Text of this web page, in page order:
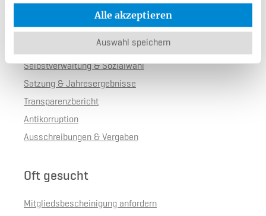
Alle akzeptieren
Auswahl speichern
Auf einen Blick
Selbstverwaltung & Sozialwahl
Satzung & Jahresergebnisse
Transparenzbericht
Antikorruption
Ausschreibungen & Vergaben
Oft gesucht
Mitgliedsbescheinigung anfordern